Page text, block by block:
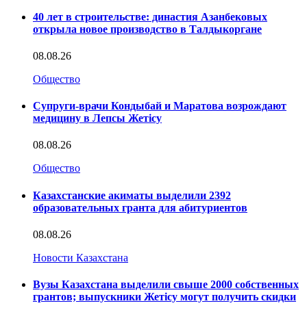
40 лет в строительстве: династия Азанбековых
открыла новое производство в Талдыкоргане
08.08.26
Общество
Супруги-врачи Кондыбай и Маратова возрождают
медицину в Лепсы Жетісу
08.08.26
Общество
Казахстанские акиматы выделили 2392
образовательных гранта для абитуриентов
08.08.26
Новости Казахстана
Вузы Казахстана выделили свыше 2000 собственных
грантов; выпускники Жетісу могут получить скидки